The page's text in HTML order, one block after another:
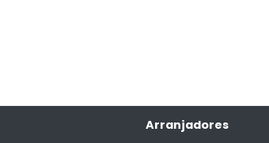
Arranjadores